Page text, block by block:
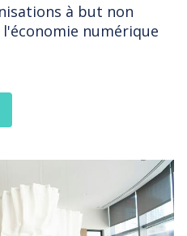
à but non
numérique